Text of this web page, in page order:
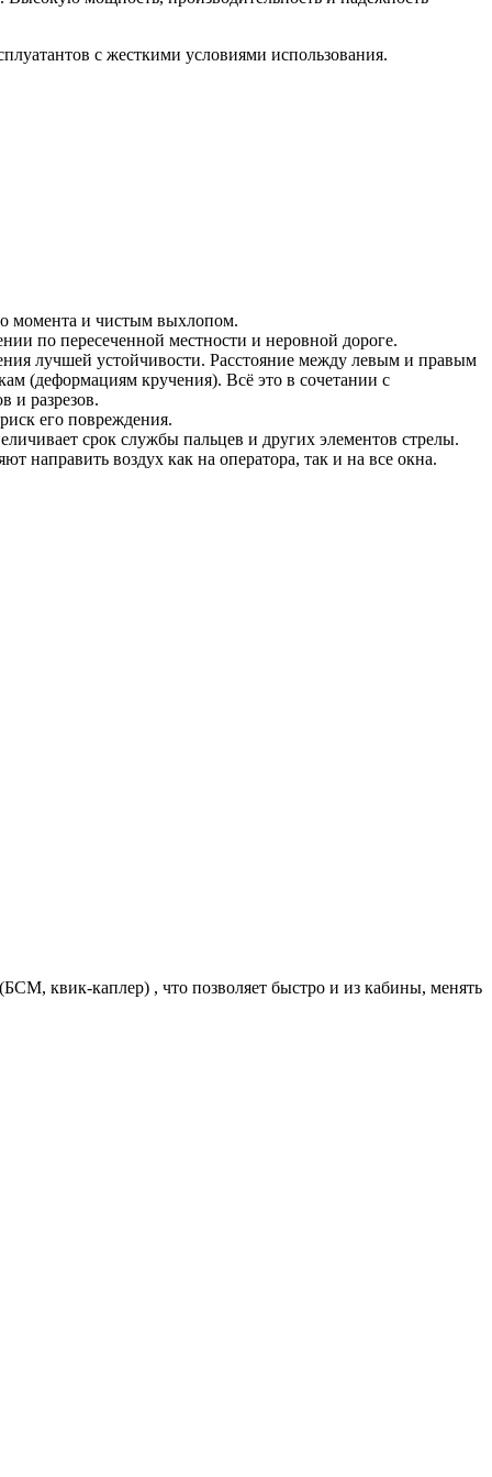
с жесткими условиями использования.
момента и чистым выхлопом.
по пересеченной местности и неровной дороге.
лучшей устойчивости. Расстояние между левым и правым
(деформациям кручения). Всё это в сочетании с
и разрезов.
его повреждения.
срок службы пальцев и других элементов стрелы.
направить воздух как на оператора, так и на все окна.
квик-каплер) , что позволяет быстро и из кабины, менять